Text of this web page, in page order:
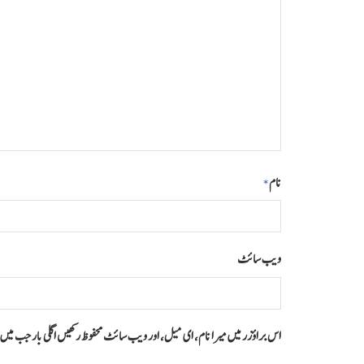
نام*
ویب‌ سائٹ
اس براؤزر میں میرا نام، ای میل، اور ویب سائٹ محفوظ رکھیں اگلی بار جب